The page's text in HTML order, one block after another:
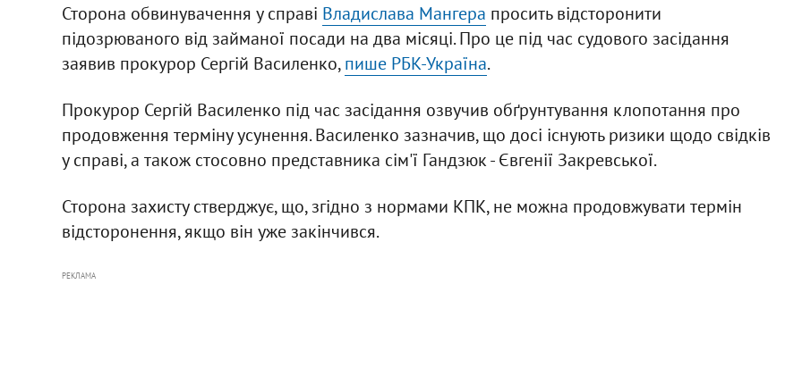
Сторона обвинувачення у справі Владислава Мангера просить відсторонити
підозрюваного від займаної посади на два місяці. Про це під час судового засідання
заявив прокурор Сергій Василенко,пише РБК-Україна.
Прокурор Сергій Василенко під час засідання озвучив обґрунтування клопотання про
продовження терміну усунення. Василенко зазначив, що досі існують ризики щодо свідків
у справі, а також стосовно представника сім'ї Гандзюк - Євгенії Закревської.
Сторона захисту стверджує, що, згідно з нормами КПК, не можна продовжувати термін
відсторонення, якщо він уже закінчився.
РЕКЛАМА